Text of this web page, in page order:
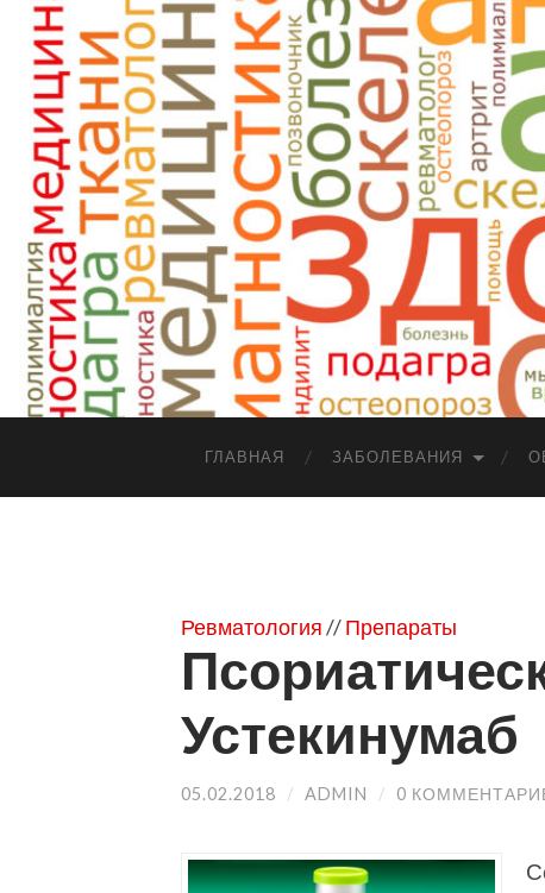
ГЛАВНАЯ ЗАБОЛЕВАНИЯ
Ревматология//Препараты
Устекинумаб
05.02.2018 / ADMIN / 0